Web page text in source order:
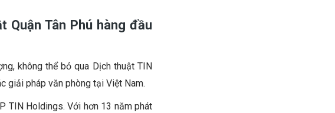
Quận Tân Phú hàng đầu
không thể bỏ qua Dịch thuật TIN
giải pháp văn phòng tại Việt Nam.
TIN Holdings. Với hơn 13 năm phát